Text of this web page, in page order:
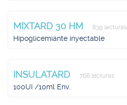
MIXTARD 30 HM 839 lecturas
Hipoglicemiante inyectable
INSULATARD 766 lecturas
100UI /10ml Env..